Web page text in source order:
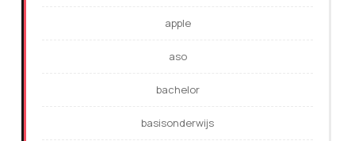
apple
aso
bachelor
basisonderwijs